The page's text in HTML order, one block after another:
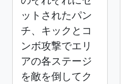
ットされたパン
チ、キックとコ
ンボ攻撃でエリ
アの各ステージ
を敵を倒してク